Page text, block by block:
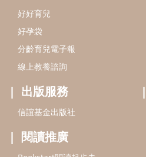
信誼兒童發展國際研討會
2022信誼年度報告
2023信誼年度報告
2024信誼年度報告
2025信誼年度報告
育兒服務
好好育兒
好孕袋